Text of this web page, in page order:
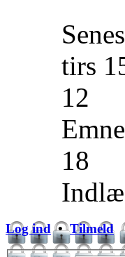
tirs
12
18
Log ind•Tilmeld